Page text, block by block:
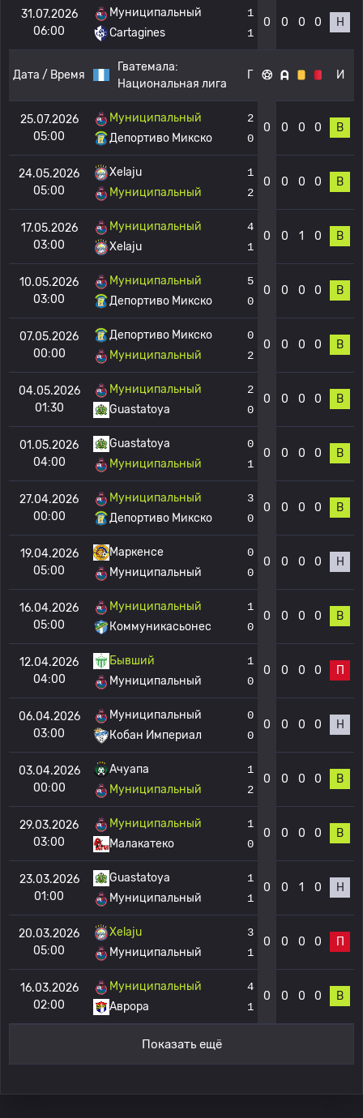
31.07.2026
06:00
Муниципальный
Cartagines
1
1
0 0 0 0 Н
Дата / Время
Гватемала:
Национальная лига
Г И
25.07.2026
05:00
Муниципальный
Депортиво Микско
2
0
0 0 0 0 В
24.05.2026
05:00
Xelaju
Муниципальный
1
2
0 0 0 0 В
17.05.2026
03:00
Муниципальный
Xelaju
4
1
0 0 1 0 В
10.05.2026
03:00
Муниципальный
Депортиво Микско
5
0
0 0 0 0 В
07.05.2026
00:00
Депортиво Микско
Муниципальный
0
2
0 0 0 0 В
04.05.2026
01:30
Муниципальный
Guastatoya
2
0
0 0 0 0 В
01.05.2026
04:00
Guastatoya
Муниципальный
0
1
0 0 0 0 В
27.04.2026
00:00
Муниципальный
Депортиво Микско
3
0
0 0 0 0 В
19.04.2026
05:00
Маркенсе
Муниципальный
0
0
0 0 0 0 Н
16.04.2026
05:00
Муниципальный
Коммуникасьонес
1
0
0 0 0 0 В
12.04.2026
04:00
Бывший
Муниципальный
1
0
0 0 0 0 П
06.04.2026
03:00
Муниципальный
Кобан Империал
0
0
0 0 0 0 Н
03.04.2026
00:00
Ачуапа
Муниципальный
1
2
0 0 0 0 В
29.03.2026
03:00
Муниципальный
Малакатеко
1
0
0 0 0 0 В
23.03.2026
01:00
Guastatoya
Муниципальный
1
1
0 0 1 0 Н
20.03.2026
05:00
Xelaju
Муниципальный
3
1
0 0 0 0 П
16.03.2026
02:00
Муниципальный
Аврора
4
1
0 0 0 0 В
Показать ещё